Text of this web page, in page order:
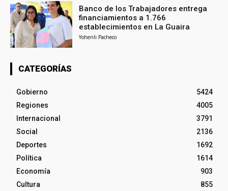
Banco de los Trabajadores entrega
financiamientos a 1.766
establecimientos en La Guaira
Yohenli Pacheco
CATEGORÍAS
Gobierno
5424
Regiones
4005
Internacional
3791
Social
2136
Deportes
1692
Política
1614
Economía
903
Cultura
855